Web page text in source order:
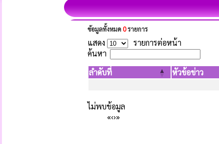
ข้อมูลทั้งหมด0รายการ
แสดง
รายการต่อหน้า
ค้นหา
ลำดับที่
หัวข้อข่าว
ไม่พบข้อมูล
«‹›»